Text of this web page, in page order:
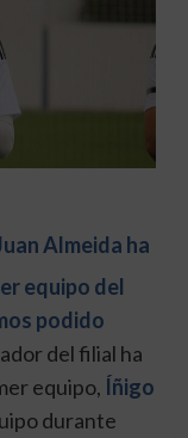
Almeida ha
equipo del
podido
del filial ha
equipo, Íñigo
durante